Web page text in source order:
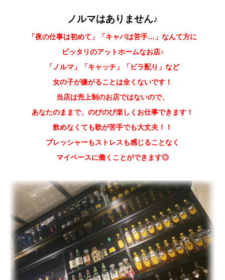
ノルマはありません♪
「夜の仕事は初めて」「キャバは苦手…」なんて方に
ピッタリのアットホームなお店♪
「ノルマ」「キャッチ」「ビラ配り」など
女の子が嫌がることは全くないです！
当店は売上制のお店ではないので、
あなたのままで、のびのび楽しくお仕事できます！
飲めなくても歌が苦手でも大丈夫！！
プレッシャーもストレスも感じることなく
マイペースに働くことができます◎